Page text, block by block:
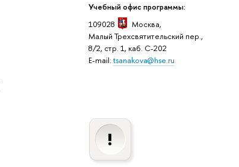
Учебный офис программы:
109028
Москва,
Малый Трехсвятительский пер.,
8/2, стр. 1, каб. C-202
E-mail: tsanakova@hse.ru